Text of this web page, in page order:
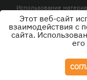
Использование
активной гиперссылки
© ООО «ЮЛАВ
Этот веб-сайт
взаимодействия с
сайта.
его